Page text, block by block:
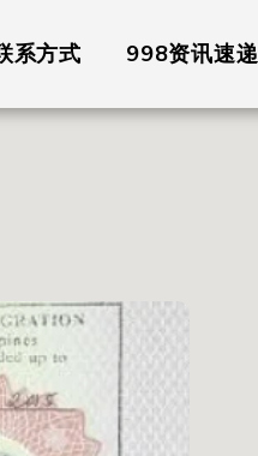
系方式 998资讯速递